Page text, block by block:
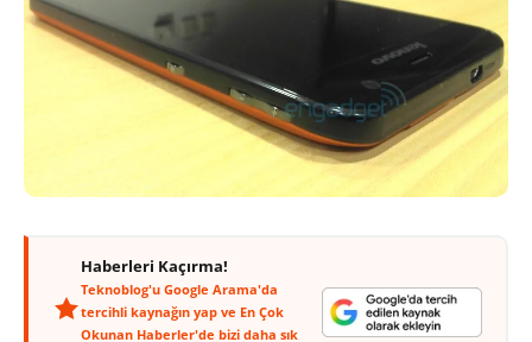
Haberleri Kaçırma!
Teknoblog'u Google Arama'da
tercihli kaynağın yap ve En Çok
Okunan Haberler'de bizi daha sık